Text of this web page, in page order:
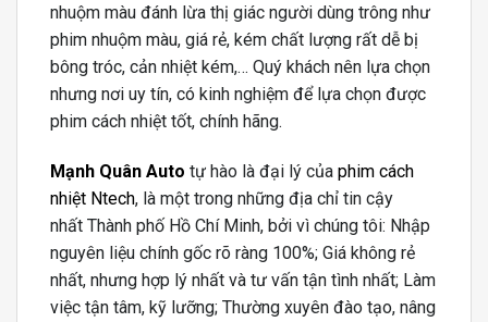
nhuộm màu đánh lừa thị giác người dùng trông như
phim nhuộm màu, giá rẻ, kém chất lượng rất dễ bị
bông tróc, cản nhiệt kém,… Quý khách nên lựa chọn
nhưng nơi uy tín, có kinh nghiệm để lựa chọn được
phim cách nhiệt tốt, chính hãng.
Mạnh Quân Auto tự hào là đại lý của phim cách
nhiệt Ntech, là một trong những địa chỉ tin cậy
nhất Thành phố Hồ Chí Minh, bởi vì chúng tôi: Nhập
nguyên liệu chính gốc rõ ràng 100%; Giá không rẻ
nhất, nhưng hợp lý nhất và tư vấn tận tình nhất; Làm
việc tận tâm, kỹ lưỡng; Thường xuyên đào tạo, nâng